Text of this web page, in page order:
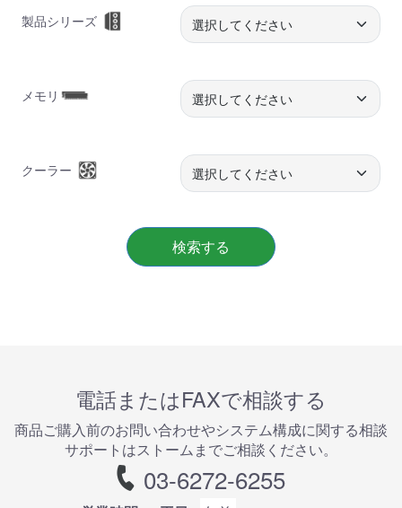
製品シリーズ
メモリ
クーラー
検索する
電話またはFAXで相談する
商品ご購⼊前のお問い合わせやシステム構成に関する相談
サポートはストームまでご相談ください。
03-6272-6255